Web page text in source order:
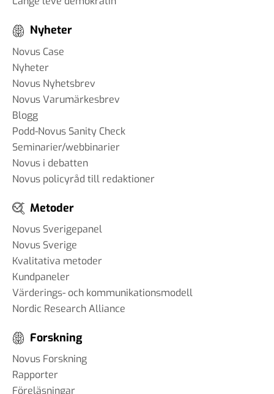
Nyheter
Novus Case
Nyheter
Novus Nyhetsbrev
Novus Varumärkesbrev
Blogg
Podd-Novus Sanity Check
Seminarier/webbinarier
Novus i debatten
Novus policyråd till redaktioner
Metoder
Novus Sverigepanel
Novus Sverige
Kvalitativa metoder
Kundpaneler
Värderings- och kommunikationsmodell
Nordic Research Alliance
Forskning
Novus Forskning
Rapporter
Föreläsningar